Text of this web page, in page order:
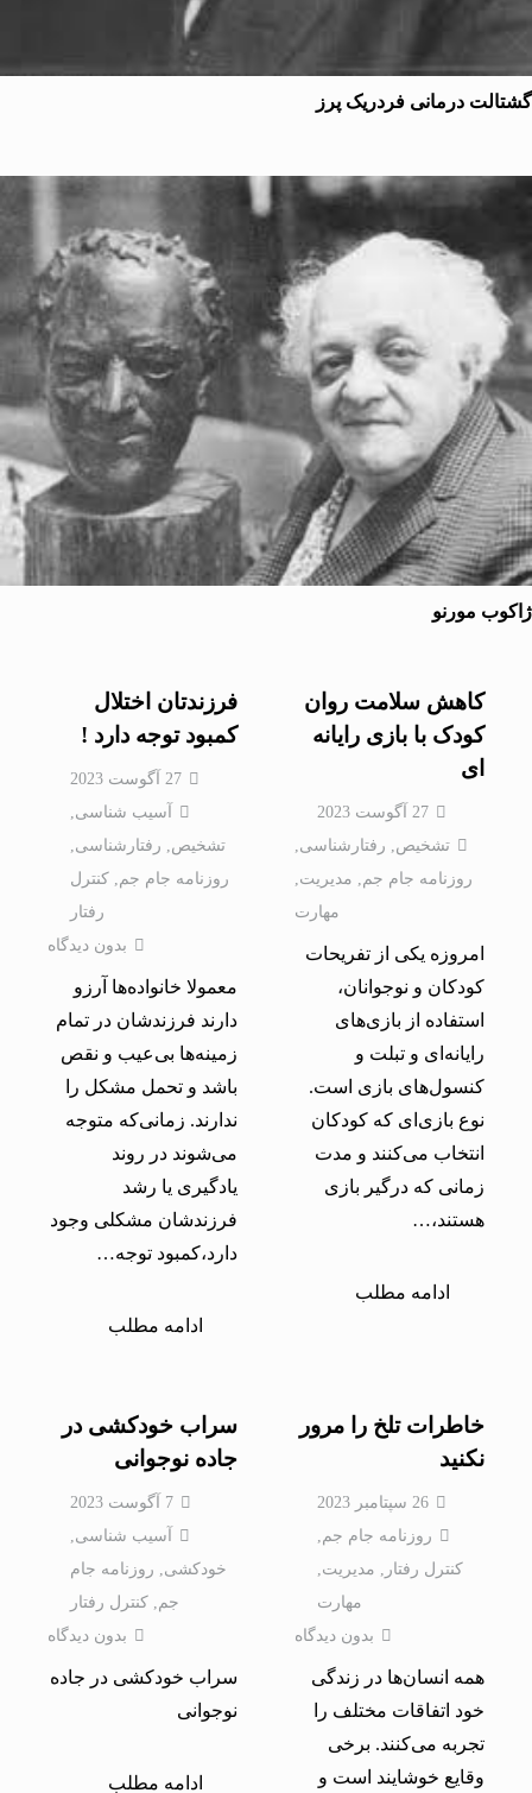
درمانی فردریک پرز
مورنو
کاهش سلامت روان
کودک با بازی رایانه
27 آگوست 2023
تشخیص,رفتارشناسی,
روزنامه جام جم,مدیریت,
مهارت
امروزه یکی از تفریحات
کودکان و نوجوانان،
استفاده از بازی‌های
رایانه‌ای و تبلت و
کنسول‌های بازی است.
نوع بازی‌ای که کودکان
انتخاب می‌کنند و مدت
زمانی که درگیر بازی
هستند،…
ادامه مطلب
فرزندتان اختلال
کمبود توجه دارد !
27 آگوست 2023
آسیب شناسی,
تشخیص,رفتارشناسی,
روزنامه جام جم,کنترل
رفتار
بدون دیدگاه
معمولا خانواده‌ها آرزو
دارند فرزندشان در تمام
زمینه‌ها بی‌عیب و نقص
باشد و تحمل مشکل را
ندارند. زمانی‌که متوجه
می‌شوند در روند
یادگیری یا رشد
فرزندشان مشکلی وجود
دارد،کمبود توجه…
ادامه مطلب
خاطرات تلخ را مرور
نكنید
26 سپتامبر 2023
روزنامه جام جم,
کنترل رفتار ,مدیریت,
مهارت
بدون دیدگاه
همه انسان‌ها در زندگی
خود اتفاقات مختلف را
تجربه می‌كنند. برخی
وقایع خوشایند است و
سراب خودکشی در
جاده نوجوانی
آسیب شناسی,
خودکشی,روزنامه جام
,کنترل رفتار
بدون دیدگاه
سراب خودکشی در جاده
نوجوانی
ادامه مطلب